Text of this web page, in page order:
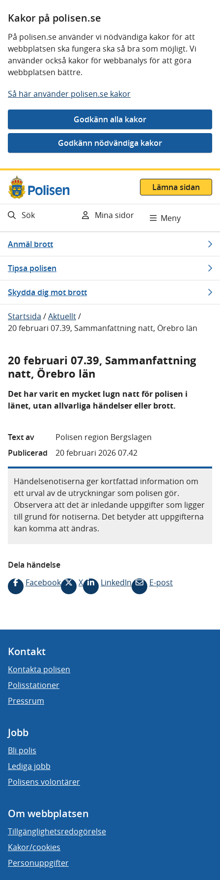
Kakor på polisen.se
På polisen.se använder vi nödvändiga kakor för att
webbplatsen ska fungera ska så bra som möjligt. Vi
använder också kakor för webbanalys för att göra
webbplatsen bättre.
Så här använder polisen.se kakor
Gå direkt till innehåll
Lämna sidan
Sök Mina sidor Meny
Anmäl brott
Tipsa polisen
Skydda dig mot brott
Startsida /Aktuellt/
20 februari 07.39, Sammanfattning natt, Örebro län
20 februari 07.39, Sammanfattning
natt, Örebro län
Det har varit en mycket lugn natt för polisen i
länet, utan allvarliga händelser eller brott.
Text av
Polisen region Bergslagen
Publicerad
20 februari 2026 07.42
Händelsenotiserna ger kortfattad information om
ett urval av de utryckningar som polisen gör.
Observera att det är inledande uppgifter som ligger
till grund för notiserna. Det betyder att uppgifterna
kan komma att ändras.
Dela händelse
Facebook
X LinkedIn E-post
Kontakt
Kontakta polisen
Polisstationer
Pressrum
Jobb
Bli polis
Lediga jobb
Polisens volontärer
Om webbplatsen
Tillgänglighetsredogörelse
Kakor/cookies
Personuppgifter